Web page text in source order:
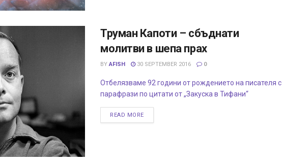
Труман Капоти – сбъднати
молитви в шепа прах
BY AFISH 30 SEPTEMBER 2016 0
Отбелязваме 92 години от рождението на писателя с
парафрази по цитати от „Закуска в Тифани“
READ MORE